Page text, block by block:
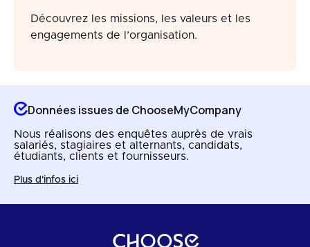
Découvrez les missions, les valeurs et les
engagements de l’organisation.
Données issues de ChooseMyCompany
Nous réalisons des enquêtes auprès de vrais
salariés, stagiaires et alternants, candidats,
étudiants, clients et fournisseurs.
Plus d'infos ici